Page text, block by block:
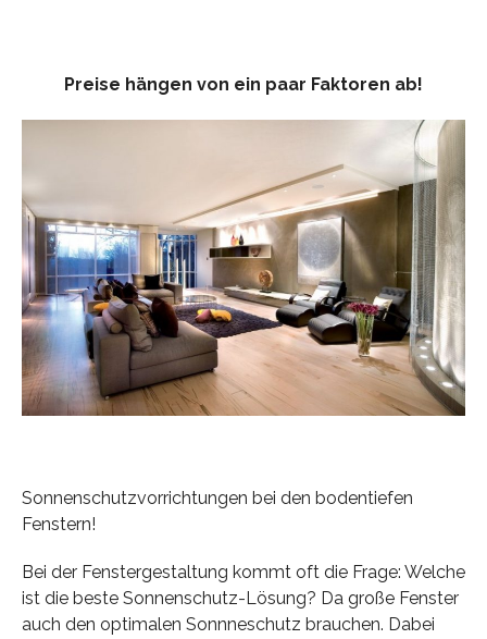
Preise hängen von ein paar Faktoren ab!
Sonnenschutzvorrichtungen bei den bodentiefen
Fenstern!
Bei der Fenstergestaltung kommt oft die Frage: Welche
ist die beste Sonnenschutz-Lösung? Da große Fenster
auch den optimalen Sonnneschutz brauchen. Dabei